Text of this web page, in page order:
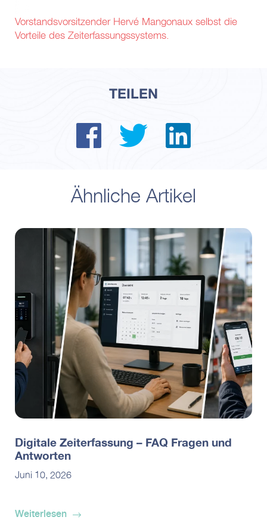
Vorstandsvorsitzender Hervé Mangonaux selbst die
Vorteile des Zeiterfassungssystems.
TEILEN
Ähnliche Artikel
Digitale Zeiterfassung – FAQ Fragen und
Antworten
Juni 10, 2026
Weiterlesen